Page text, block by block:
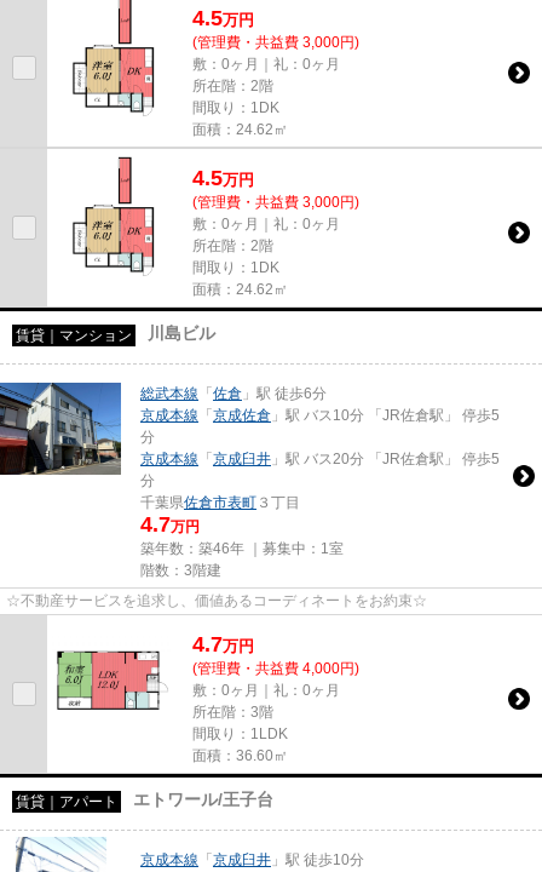
4.5万円
(管理費・共益費 3,000円)
敷：0ヶ月｜礼：0ヶ月
所在階：2階
間取り：1DK
面積：24.62㎡
4.5万円
(管理費・共益費 3,000円)
敷：0ヶ月｜礼：0ヶ月
所在階：2階
間取り：1DK
面積：24.62㎡
賃貸｜マンション 川島ビル
総武本線 「 佐倉 」駅 徒歩6分
京成本線 「 京成佐倉 」駅 バス10分 「JR佐倉駅」 停歩5
分
京成本線 「 京成臼井 」駅 バス20分 「JR佐倉駅」 停歩5
分
千葉県佐倉市表町 ３丁目
4.7万円
築年数：築46年 ｜募集中： 1室
階数：3階建
☆不動産サービスを追求し、価値あるコーディネートをお約束☆
4.7万円
(管理費・共益費 4,000円)
敷：0ヶ月｜礼：0ヶ月
所在階：3階
間取り：1LDK
面積：36.60㎡
賃貸｜アパート エトワール/王子台
京成本線 「 京成臼井 」駅 徒歩10分